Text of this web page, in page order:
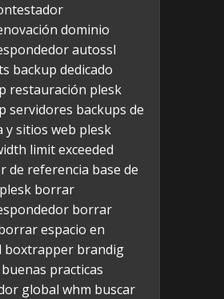
dominio
autossl
backup dedicado
restauración plesk
servidores backups de
y sitios web plesk
limit exceeded
de referencia base de
borrar
borrar
espacio en
boxtrapper brandig
buenas practicas
global whm buscar